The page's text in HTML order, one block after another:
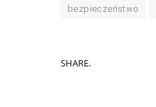
bezpieczeństwo
SHARE.